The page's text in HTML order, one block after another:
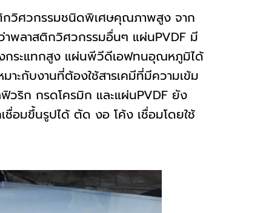
กวิศวกรรมชนิดพิเศษคุณภาพสูง จาก
าพลาสติกวิศวกรรมอื่นๆ แผ่นPVDF มี
ระแทกสูง แผ่นพีวีดีเอฟทนอุณหภูมิได้
าะกับงานที่ต้องใช้สารเคมีที่มีความเข้ม
ริก กรดโครมิก และแผ่นPVDF ยัง
ชื่อมขึ้นรูปได้ ตัด งอ โค้ง เชื่อมโดยใช้